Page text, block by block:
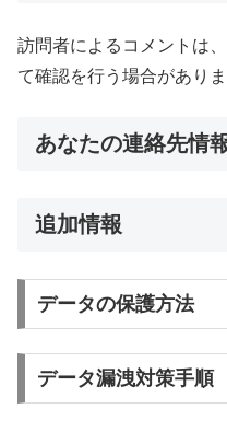
訪問者によるコメントは
て確認を行う場合がありま
あなたの連絡先情
追加情報
データの保護方法
データ漏洩対策手順